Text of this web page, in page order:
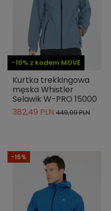
-10% z kodem MOVE
Kurtka trekkingowa
męska Whistler
Selawik W-PRO 15000
382,49 PLN 449,99 PLN
-15%